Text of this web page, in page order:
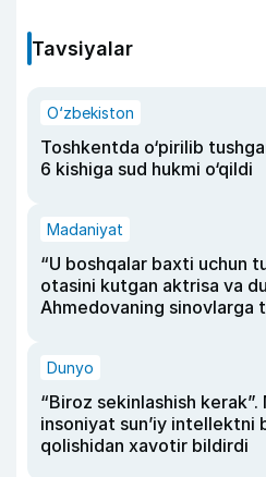
Tavsiyalar
O‘zbekiston
Toshkentda o‘pirilib
6 kishiga sud hukmi o‘qildi
Madaniyat
“U boshqalar baxti uchun
otasini kutgan aktrisa va
Ahmedovaning sinovlarga
Dunyo
“Biroz sekinlashish
insoniyat sun’iy intellektni
qolishidan xavotir bildirdi